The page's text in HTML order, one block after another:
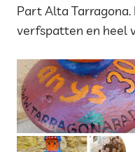
Part Alta Tarragona.
verfspatten en heel